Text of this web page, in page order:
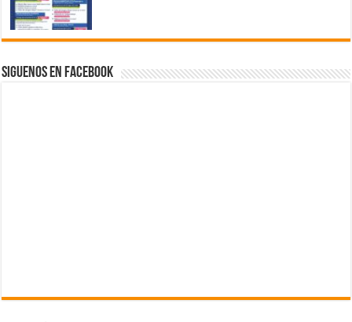
Siguenos en Facebook